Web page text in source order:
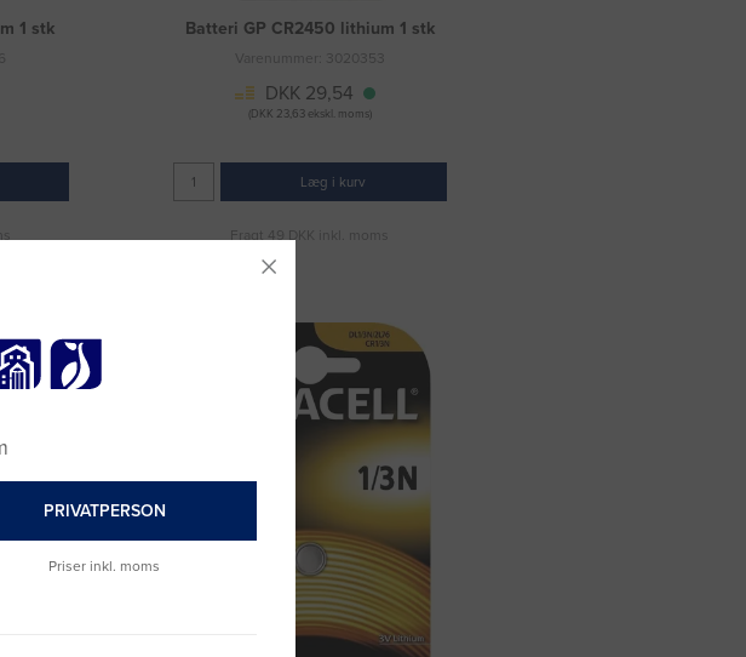
1 stk Batteri GP CR2450 lithium 1 stk
Varenummer: 3020353
DKK 29,54
(DKK 23,63 ekskl. moms)
Læg i kurv
Fragt 49 DKK inkl. moms
PRIVATPERSON
Priser inkl. moms